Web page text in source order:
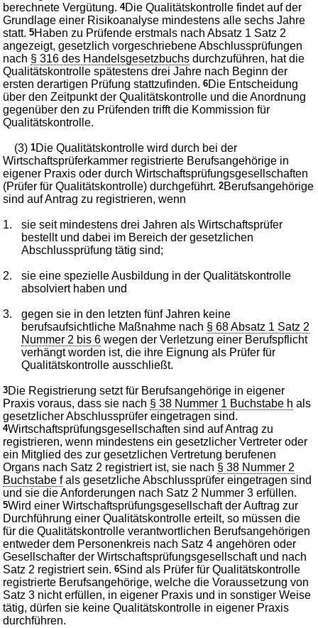
berechnete Vergütung.4Die Qualitätskontrolle findet auf der
Grundlage einer Risikoanalyse mindestens alle sechs Jahre
statt.5Haben zu Prüfende erstmals nach Absatz 1 Satz 2
angezeigt, gesetzlich vorgeschriebene Abschlussprüfungen
nach § 316 des Handelsgesetzbuchs durchzuführen, hat die
Qualitätskontrolle spätestens drei Jahre nach Beginn der
ersten derartigen Prüfung stattzufinden.6Die Entscheidung
über den Zeitpunkt der Qualitätskontrolle und die Anordnung
gegenüber den zu Prüfenden trifft die Kommission für
Qualitätskontrolle.
(3)1Die Qualitätskontrolle wird durch bei der
Wirtschaftsprüferkammer registrierte Berufsangehörige in
eigener Praxis oder durch Wirtschaftsprüfungsgesellschaften
(Prüfer für Qualitätskontrolle) durchgeführt.2Berufsangehörige
sind auf Antrag zu registrieren, wenn
1.
sie seit mindestens drei Jahren als Wirtschaftsprüfer
bestellt und dabei im Bereich der gesetzlichen
Abschlussprüfung tätig sind;
2.
sie eine spezielle Ausbildung in der Qualitätskontrolle
absolviert haben und
3.
gegen sie in den letzten fünf Jahren keine
berufsaufsichtliche Maßnahme nach § 68 Absatz 1 Satz 2
Nummer 2 bis 6 wegen der Verletzung einer Berufspflicht
verhängt worden ist, die ihre Eignung als Prüfer für
Qualitätskontrolle ausschließt.
3Die Registrierung setzt für Berufsangehörige in eigener
Praxis voraus, dass sie nach § 38 Nummer 1 Buchstabe h als
gesetzlicher Abschlussprüfer eingetragen sind.
4Wirtschaftsprüfungsgesellschaften sind auf Antrag zu
registrieren, wenn mindestens ein gesetzlicher Vertreter oder
ein Mitglied des zur gesetzlichen Vertretung berufenen
Organs nach Satz 2 registriert ist, sie nach § 38 Nummer 2
Buchstabe fals gesetzliche Abschlussprüfer eingetragen sind
und sie die Anforderungen nach Satz 2 Nummer 3 erfüllen.
5Wird einer Wirtschaftsprüfungsgesellschaft der Auftrag zur
Durchführung einer Qualitätskontrolle erteilt, so müssen die
für die Qualitätskontrolle verantwortlichen Berufsangehörigen
entweder dem Personenkreis nach Satz 4 angehören oder
Gesellschafter der Wirtschaftsprüfungsgesellschaft und nach
Satz 2 registriert sein.6Sind als Prüfer für Qualitätskontrolle
registrierte Berufsangehörige, welche die Voraussetzung von
Satz 3 nicht erfüllen, in eigener Praxis und in sonstiger Weise
tätig, dürfen sie keine Qualitätskontrolle in eigener Praxis
durchführen.